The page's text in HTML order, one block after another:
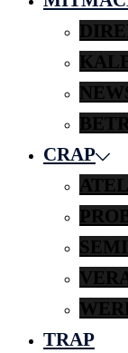
CRAP
TRAP